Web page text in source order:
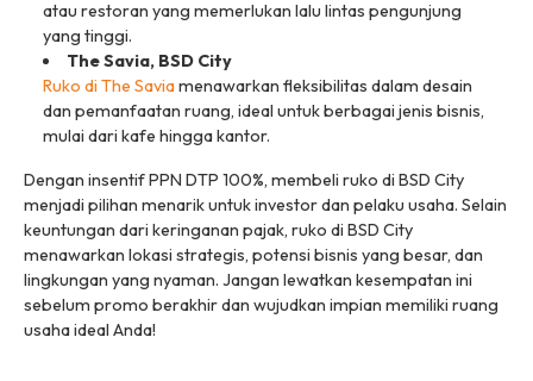
atau restoran yang memerlukan lalu lintas pengunjung
yang tinggi.
The Savia, BSD City
Ruko di The Saviamenawarkan fleksibilitas dalam desain
dan pemanfaatan ruang, ideal untuk berbagai jenis bisnis,
mulai dari kafe hingga kantor.
Dengan insentif PPN DTP 100%, membeli ruko di BSD City
menjadi pilihan menarik untuk investor dan pelaku usaha. Selain
keuntungan dari keringanan pajak, ruko di BSD City
menawarkan lokasi strategis, potensi bisnis yang besar, dan
lingkungan yang nyaman. Jangan lewatkan kesempatan ini
sebelum promo berakhir dan wujudkan impian memiliki ruang
usaha ideal Anda!